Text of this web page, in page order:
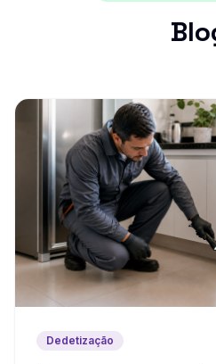
Dedetização